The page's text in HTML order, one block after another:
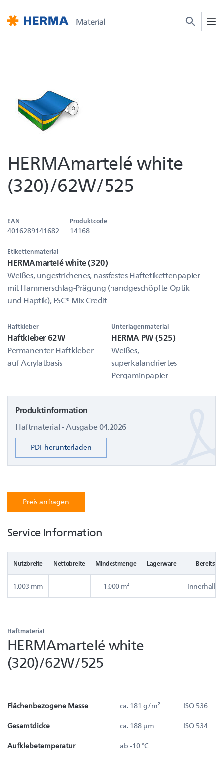
HERMAmartelé white
(320)/62W/525
EAN
4016289141682
Produktcode
14168
Etikettenmaterial
HERMAmartelé white (320)
Weißes, ungestrichenes, nassfestes Haftetikettenpapier
mit Hammerschlag-Prägung (handgeschöpfte Optik
und Haptik), FSC® Mix Credit
Haftkleber
Haftkleber 62W
Permanenter Haftkleber
auf Acrylatbasis
Unterlagenmaterial
HERMA PW (525)
Weißes,
superkalandriertes
Pergaminpapier
Produktinformation
Haftmaterial - Ausgabe 04.2026
PDF herunterladen
Preis anfragen
Service Information
Nutzbreite Nettobreite Mindestmenge Lagerware
1.003 mm 1.000 m² innerhalb
Haftmaterial
HERMAmartelé white
(320)/62W/525
Flächenbezogene Masse ca. 181 g/m² ISO 536
Gesamtdicke ca. 188 µm ISO 534
Aufklebetemperatur ab -10 °C